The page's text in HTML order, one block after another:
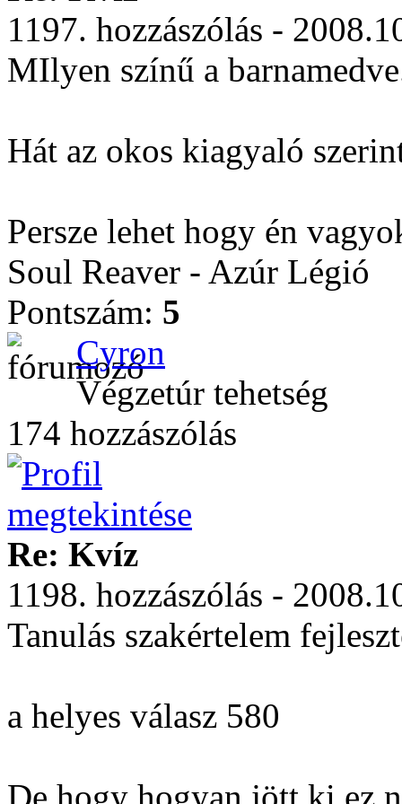
1197. hozzászólás -
MIlyen színű a
Hát az okos kiagyaló
Persze lehet hogy én
Soul Reaver - Azúr Légió
Pontszám: 5
Cyron
Végzetúr tehetség
174 hozzászólás
Re: Kvíz
1198. hozzászólás -
Tanulás szakértelem
a helyes válasz 580